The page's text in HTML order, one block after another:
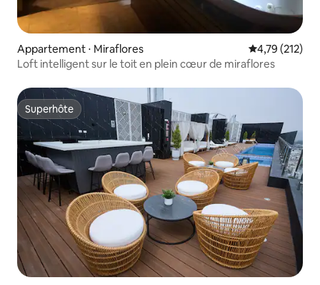
Appartement ⋅ Miraflores Évaluation
4,79 (212)
Loft intelligent sur le toit en plein cœur de miraflores
Superhôte
Superhôte